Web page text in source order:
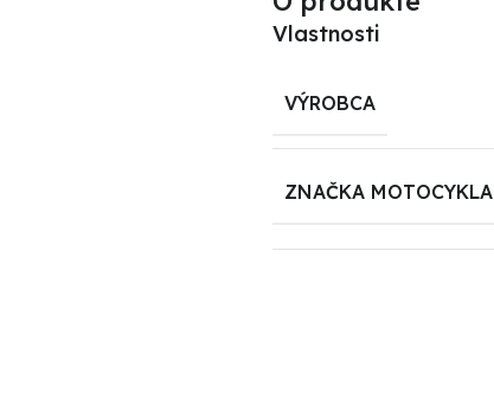
Vlastnosti
VÝROBCA
ZNAČKA MOTOCYKLA